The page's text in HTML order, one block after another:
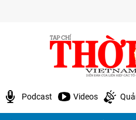
Podcast Videos